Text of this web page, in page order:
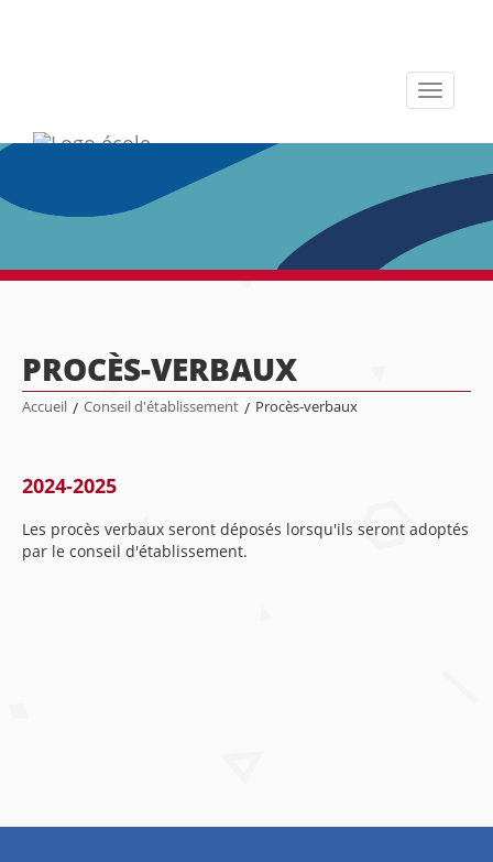
Toggle
PROCÈS-VERBAUX
Accueil / Conseil d'établissement / Procès-verbaux
2024-2025
Les procès verbaux seront déposés lorsqu'ils seront adoptés
par le conseil d'établissement.